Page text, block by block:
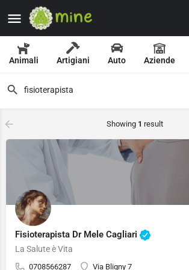
Animali Artigiani Auto Aziende
Showing 1 result
Fisioterapista Dr Mele Cagliari
La Salute è Vita
0708566287 Via Bligny 7